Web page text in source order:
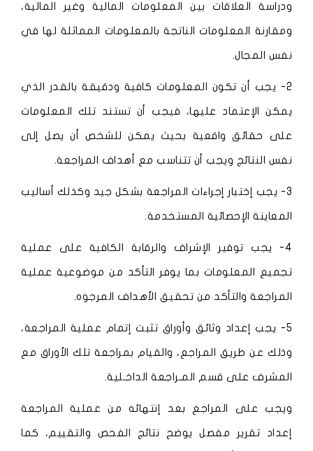
ودراسة العلاقات بين المعلومات المالية وغير المالية،
ومقارنة المعلومات الناتجة بالمعلومات المماثلة لها في
نفس المجال.
2- يجب أن تكون المعلومات كافية ودقيقة بالقدر الذي
يمكن الإعتماد عليها، فيجب أن تستند تلك المعلومات
على حقائق واقعية بحيث يمكن للشخص أن يصل إلى
نفس النتائج ويجب أن تتناسب مع أهداف المراجعة.
3- يجب إختبار إجراءات المراجعة بشكل جيد وكذلك أساليب
المعاينة الإحصائية المستخدمة.
4- يجب توفير الإشراف والرقابة الكافية على عملية
تجميع المعلومات بما يوفر التأكد من موضوعية عملية
المراجعة والتأكد من تحقيق الأهداف المرجوه.
5- يجب إعداد وثائق وأوراق تثبت إتمام عملية المراجعة،
وذلك عن طريق المراجع، والقيام بمراجعة تلك الأوراق مع
المشرف على قسم المـراجعة الداخـلية.
ويجب على المراجع بعد إنتهائه من عملية المراجعة
إعداد تقرير مفصل يوضح نتائج الفحص والتقييم، كما